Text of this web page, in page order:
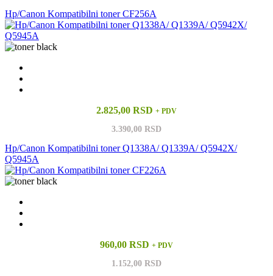
Hp/Canon Kompatibilni toner CF256A
2.825,00 RSD + PDV
3.390,00 RSD
Hp/Canon Kompatibilni toner Q1338A/ Q1339A/ Q5942X/
Q5945A
960,00 RSD + PDV
1.152,00 RSD